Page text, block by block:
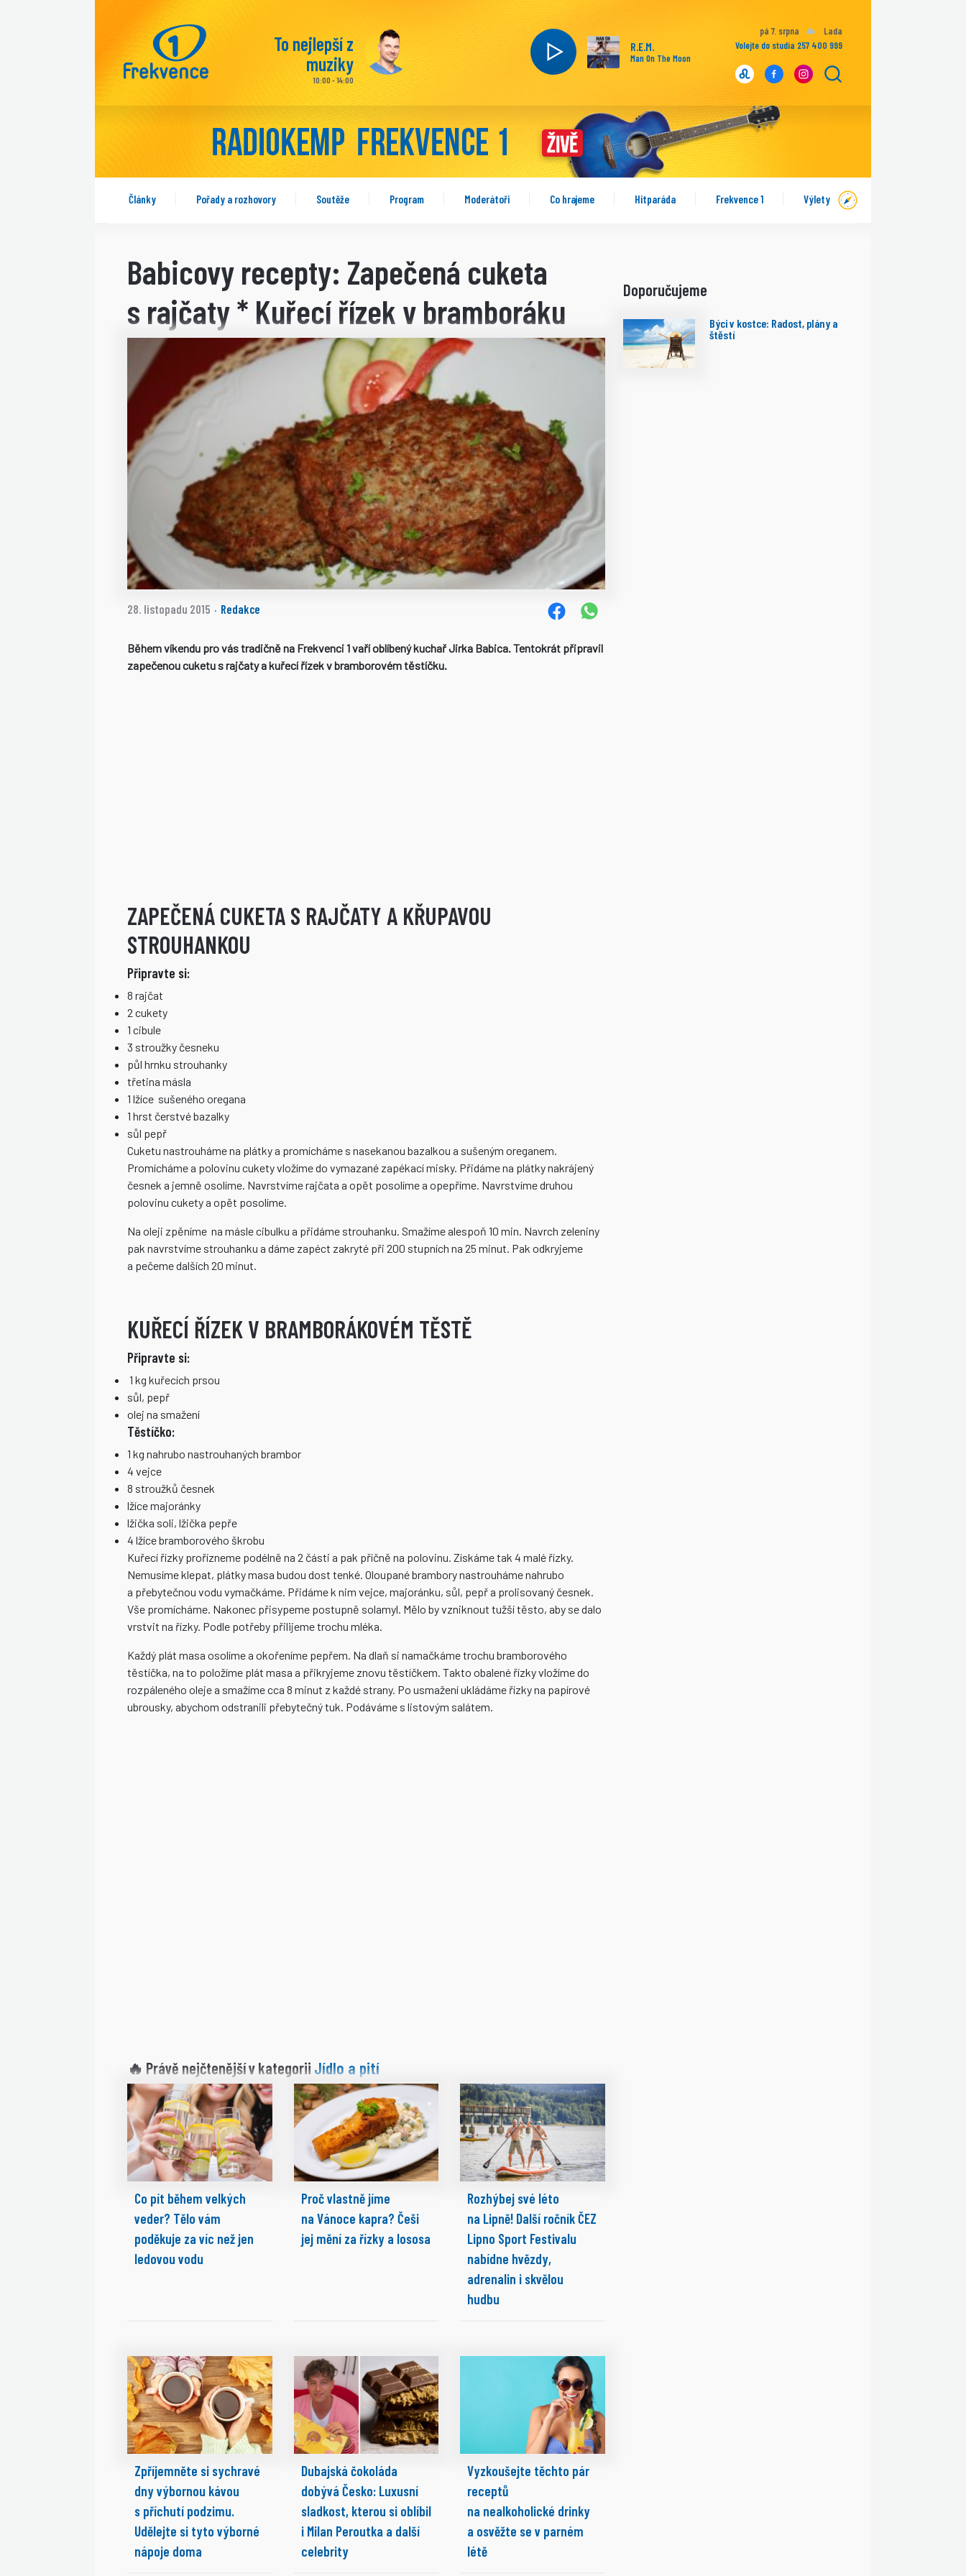
Články Pořady a rozhovory Soutěže Program Moderátoři Co hrajeme Hitparáda Frekvence 1 Výlety
R.E.M.
Man On The Moon
To nejlepší z
muziky
10:00 - 14:00
pá 7. srpna
Lada
Volejte do studia 257 400 999
Babicovy recepty: Zapečená cuketa
s rajčaty * Kuřecí řízek v bramboráku
28. listopadu 2015 · Redakce
Během víkendu pro vás tradičně na Frekvenci 1 vaří oblíbený kuchař Jirka Babica. Tentokrát připravil
zapečenou cuketu s rajčaty a kuřecí řízek v bramborovém těstíčku.
ZAPEČENÁ CUKETA S RAJČATY A KŘUPAVOU
STROUHANKOU
Připravte si:
8 rajčat
2 cukety
1 cibule
3 stroužky česneku
půl hrnku strouhanky
třetina másla
1 lžíce sušeného oregana
1 hrst čerstvé bazalky
sůl pepř
Cuketu nastrouháme na plátky a promícháme s nasekanou bazalkou a sušeným oreganem.
Promícháme a polovinu cukety vložíme do vymazané zapékací misky. Přidáme na plátky nakrájený
česnek a jemně osolíme. Navrstvíme rajčata a opět posolíme a opepříme. Navrstvíme druhou
polovinu cukety a opět posolíme.
Na oleji zpěníme na másle cibulku a přidáme strouhanku. Smažíme alespoň 10 min. Navrch zeleniny
pak navrstvíme strouhanku a dáme zapéct zakryté při 200 stupních na 25 minut. Pak odkryjeme
a pečeme dalších 20 minut.
KUŘECÍ ŘÍZEK V BRAMBORÁKOVÉM TĚSTĚ
Připravte si:
1 kg kuřecích prsou
sůl, pepř
olej na smažení
Těstíčko:
1 kg nahrubo nastrouhaných brambor
4 vejce
8 stroužků česnek
lžíce majoránky
lžička soli, lžička pepře
4 lžíce bramborového škrobu
Kuřecí řízky prořízneme podélně na 2 části a pak příčně na polovinu. Získáme tak 4 malé řízky.
Nemusíme klepat, plátky masa budou dost tenké. Oloupané brambory nastrouháme nahrubo
a přebytečnou vodu vymačkáme. Přidáme k nim vejce, majoránku, sůl, pepř a prolisovaný česnek.
Vše promícháme. Nakonec přisypeme postupně solamyl. Mělo by vzniknout tužší těsto, aby se dalo
vrstvit na řízky. Podle potřeby přilijeme trochu mléka.
Každý plát masa osolíme a okořeníme pepřem. Na dlaň si namačkáme trochu bramborového
těstíčka, na to položíme plát masa a přikryjeme znovu těstíčkem. Takto obalené řízky vložíme do
rozpáleného oleje a smažíme cca 8 minut z každé strany. Po usmažení ukládáme řízky na papírové
ubrousky, abychom odstranili přebytečný tuk. Podáváme s listovým salátem.
🔥 Právě nejčtenější v kategorii Jídlo a pití
Co pít během velkých
veder? Tělo vám
poděkuje za víc než jen
ledovou vodu
Proč vlastně jíme
na Vánoce kapra? Češi
jej mění za řízky a lososa
Rozhýbej své léto
na Lipně! Další ročník ČEZ
Lipno Sport Festivalu
nabídne hvězdy,
adrenalin i skvělou
hudbu
Zpříjemněte si sychravé
dny výbornou kávou
s příchutí podzimu.
Udělejte si tyto výborné
nápoje doma
Dubajská čokoláda
dobývá Česko: Luxusní
sladkost, kterou si oblíbil
i Milan Peroutka a další
celebrity
Vyzkoušejte těchto pár
receptů
na nealkoholické drinky
a osvěžte se v parném
létě
Doporučujeme
Býci v kostce: Radost, plány a
štěstí